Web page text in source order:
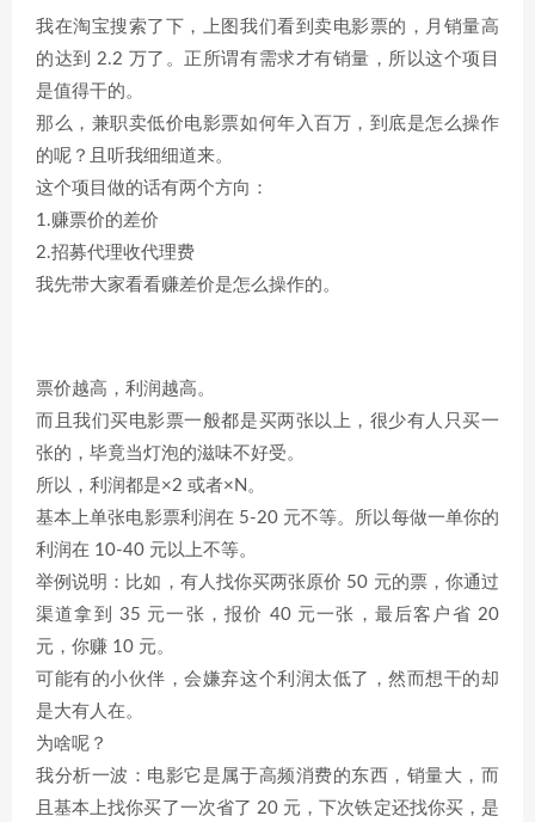
我在淘宝搜索了下，上图我们看到卖电影票的，月销量高
的达到 2.2 万了。正所谓有需求才有销量，所以这个项目
是值得干的。
那么，兼职卖低价电影票如何年入百万，到底是怎么操作
的呢？且听我细细道来。
这个项目做的话有两个方向：
1.赚票价的差价
2.招募代理收代理费
我先带大家看看赚差价是怎么操作的。
票价越高，利润越高。
而且我们买电影票一般都是买两张以上，很少有人只买一
张的，毕竟当灯泡的滋味不好受。
所以，利润都是×2 或者×N。
基本上单张电影票利润在 5-20 元不等。所以每做一单你的
利润在 10-40 元以上不等。
举例说明：比如，有人找你买两张原价 50 元的票，你通过
渠道拿到 35 元一张，报价 40 元一张，最后客户省 20
元，你赚 10 元。
可能有的小伙伴，会嫌弃这个利润太低了，然而想干的却
是大有人在。
为啥呢？
我分析一波：电影它是属于高频消费的东西，销量大，而
且基本上找你买了一次省了 20 元，下次铁定还找你买，是